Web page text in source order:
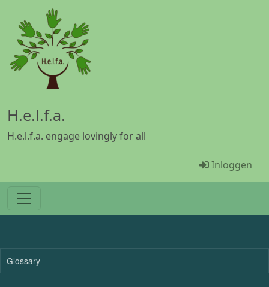
Overslaan en naar de inhoud gaan
H.e.l.f.a.
H.e.l.f.a. engage lovingly for all
Menü
Inloggen
Glossary